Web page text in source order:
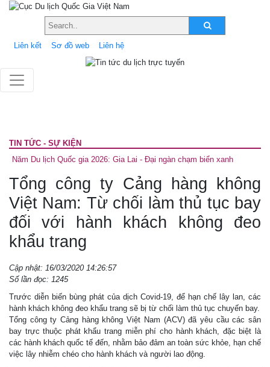
Liên kết Sơ đồ web Liên hệ
TIN TỨC - SỰ KIỆN
Năm Du lịch Quốc gia 2026: Gia Lai - Đại ngàn chạm biển xanh
Tổng công ty Cảng hàng không
Việt Nam: Từ chối làm thủ tục bay
đối với hành khách không đeo
khẩu trang
Cập nhật: 16/03/2020 14:26:57
Số lần đọc: 1245
Trước diễn biến bùng phát của dịch Covid-19, để hạn chế lây lan, các
hành khách không đeo khẩu trang sẽ bị từ chối làm thủ tục chuyến bay.
Tổng công ty Cảng hàng không Việt Nam (ACV) đã yêu cầu các sân
bay trực thuộc phát khẩu trang miễn phí cho hành khách, đặc biệt là
các hành khách quốc tế đến, nhằm bảo đảm an toàn sức khỏe, hạn chế
việc lây nhiễm chéo cho hành khách và người lao động.